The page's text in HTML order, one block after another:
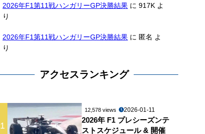
2026年F1第11戦ハンガリーGP決勝結果 に917K よ
り
2026年F1第11戦ハンガリーGP決勝結果 に 匿名 よ
り
アクセスランキング
1
12,578 views 2026-01-11
2026年 F1 プレシーズンテ
ストスケジュール & 開催